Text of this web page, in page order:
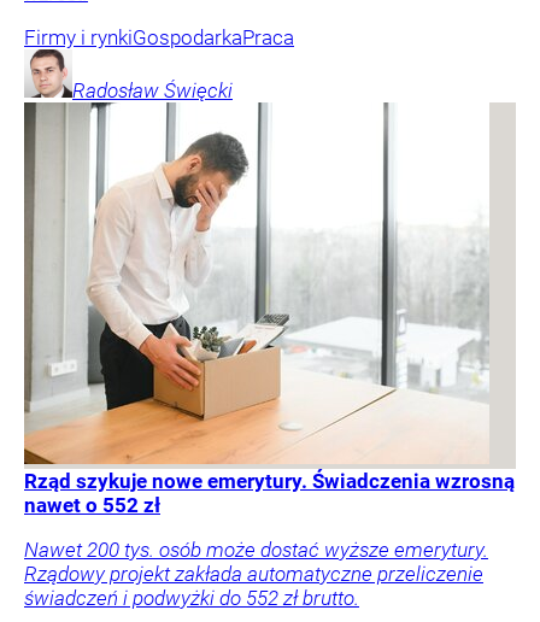
Firmy i rynkiGospodarkaPraca
Radosław Święcki
Rząd szykuje nowe emerytury. Świadczenia wzrosną
nawet o 552 zł
Nawet 200 tys. osób może dostać wyższe emerytury.
Rządowy projekt zakłada automatyczne przeliczenie
świadczeń i podwyżki do 552 zł brutto.